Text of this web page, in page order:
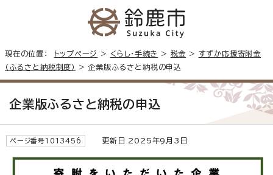
現在の位置： トップページ > くらし・手続き > 税金 > すずか応援寄附金
（ふるさと納税制度）
> 企業版ふるさと納税の申込
企業版ふるさと納税の申込
ページ番号1013456 更新日 2025年9月3日